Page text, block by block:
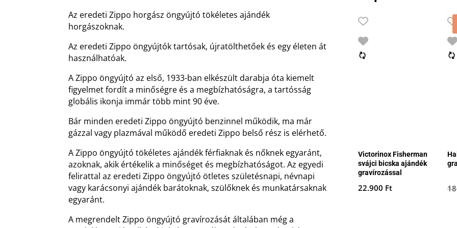
Az eredeti Zippo horgász öngyújtó tökéletes ajándék
horgászoknak.
Az eredeti Zippo öngyújtók tartósak, újratölthetőek és egy életen át
használhatóak.
A Zippo öngyújtó az első, 1933-ban elkészült darabja óta kiemelt
figyelmet fordít a minőségre és a megbízhatóságra, a tartósság
globális ikonja immár több mint 90 éve.
Bár minden eredeti Zippo öngyújtó benzinnel működik, ma már
gázzal vagy plazmával működő eredeti Zippo belső rész is elérhető.
A Zippo öngyújtó tökéletes ajándék férfiaknak és nőknek egyaránt,
azoknak, akik értékelik a minőséget és megbízhatóságot. Az egyedi
felirattal az eredeti Zippo öngyújtó ötletes születésnapi, névnapi
vagy karácsonyi ajándék barátoknak, szülőknek és munkatársaknak
egyaránt.
A megrendelt Zippo öngyújtó gravírozását általában még a
Victorinox Fisherman
svájci bicska ajándék
gravírozással
22.900 Ft